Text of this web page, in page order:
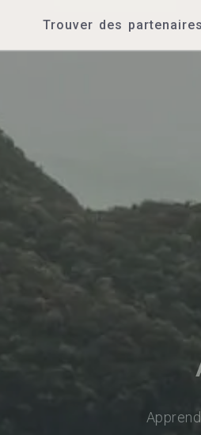
Trouver des partenaires